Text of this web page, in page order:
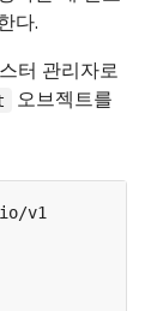
다.
터 관리자로
오브젝트를
v1